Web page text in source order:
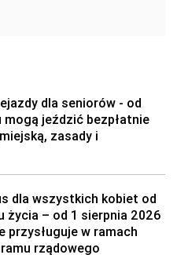
dla seniorów - od
mogą jeździć bezpłatnie
zasady i
dla wszystkich kobiet od
życia – od 1 sierpnia 2026
przysługuje w ramach
rządowego